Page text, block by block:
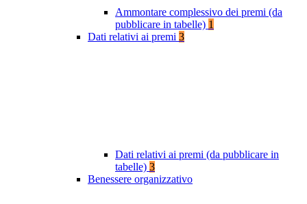
Ammontare complessivo dei premi (da
pubblicare in tabelle) 1
Dati relativi ai premi 3
Dati relativi ai premi (da pubblicare in
tabelle) 3
Benessere organizzativo